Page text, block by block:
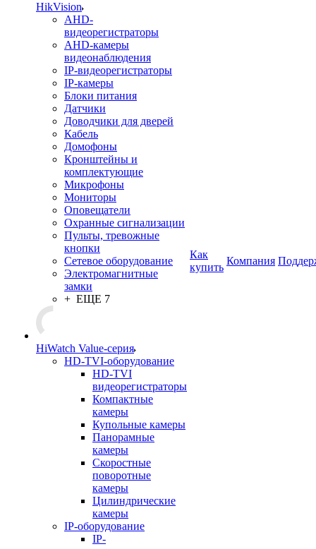
HikVision
AHD-
видеорегистраторы
AHD-камеры
видеонаблюдения
IP-видеорегистраторы
IP-камеры
Блоки питания
Датчики
Доводчики для дверей
Кабель
Домофоны
Кронштейны и
комплектующие
Микрофоны
Мониторы
Оповещатели
Охранные сигнализации
Пульты, тревожные
кнопки
Сетевое оборудование
Электромагнитные
замки
+ ЕЩЕ 7
HiWatch Value-серия
HD-TVI-оборудование
HD-TVI
видеорегистраторы
Компактные
камеры
Купольные камеры
Панорамные
камеры
Скоростные
поворотные
камеры
Цилиндрические
камеры
IP-оборудование
IP-
Как
купить
Компания